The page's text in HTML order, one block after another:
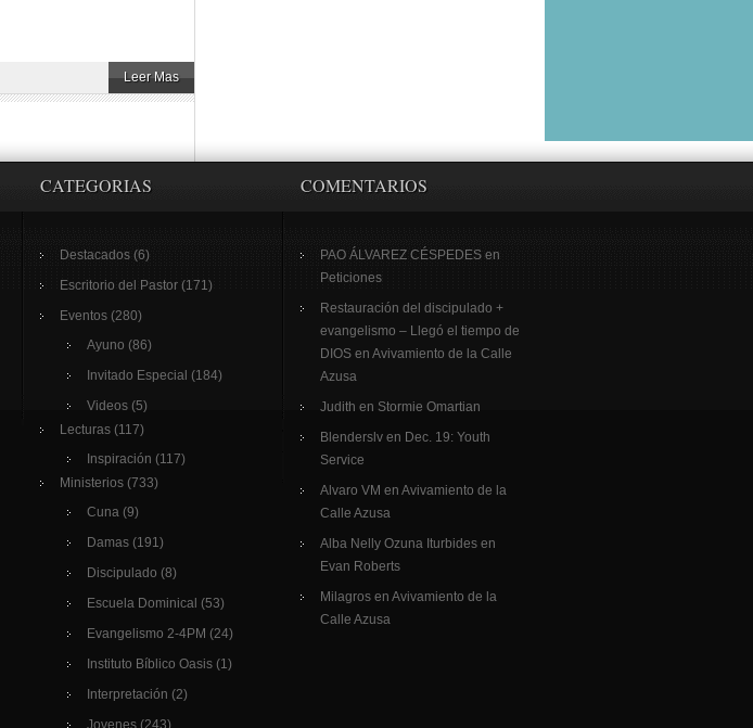
Leer Mas
CATEGORIAS
Destacados (6)
Escritorio del Pastor (171)
Eventos (280)
Ayuno (86)
Invitado Especial (184)
Videos (5)
Lecturas (117)
Inspiración (117)
Ministerios (733)
Cuna (9)
Damas (191)
Discipulado (8)
Escuela Dominical (53)
Evangelismo 2-4PM (24)
Instituto Bíblico Oasis (1)
Interpretación (2)
Jovenes (243)
COMENTARIOS
PAO ÁLVAREZ CÉSPEDES en
Peticiones
Restauración del discipulado +
evangelismo – Llegó el tiempo de
DIOS en Avivamiento de la Calle
Azusa
Judith en Stormie Omartian
Blenderslv en Dec. 19: Youth
Service
Alvaro VM en Avivamiento de la
Calle Azusa
Alba Nelly Ozuna Iturbides en
Evan Roberts
Milagros en Avivamiento de la
Calle Azusa